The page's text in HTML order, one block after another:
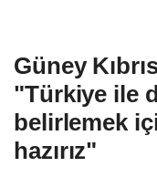
Güney
"Türkiye ile
belirlemek
hazırız"